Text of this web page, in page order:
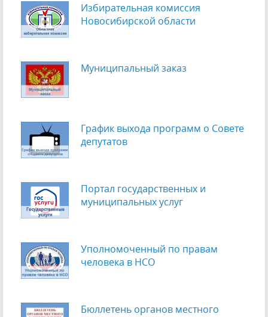
Избирательная комиссия
Новосибирской области
Муниципальный заказ
График выхода программ о Cовете
депутатов
Портал государственных и
муниципальных услуг
Уполномоченный по правам
человека в НСО
Бюллетень органов местного